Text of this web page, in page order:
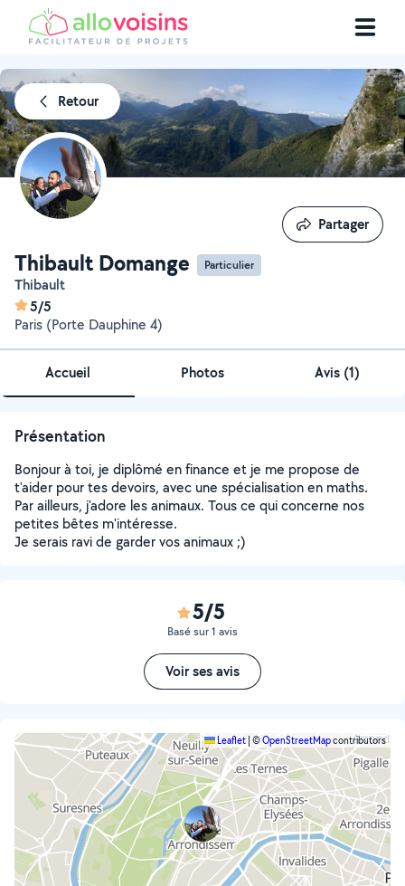
Retour
Thibault Domange Particulier
Thibault
5/5
Paris (Porte Dauphine 4)
Partager
Partager
Accueil Photos Avis (1)
Présentation
Bonjour à toi, je diplômé en finance et je me propose de
t'aider pour tes devoirs, avec une spécialisation en maths.
Par ailleurs, j'adore les animaux. Tous ce qui concerne nos
petites bêtes m'intéresse.
Je serais ravi de garder vos animaux ;)
5/5
Basé sur 1 avis
Voir ses avis
Leaflet ©OpenStreetMapcontributors